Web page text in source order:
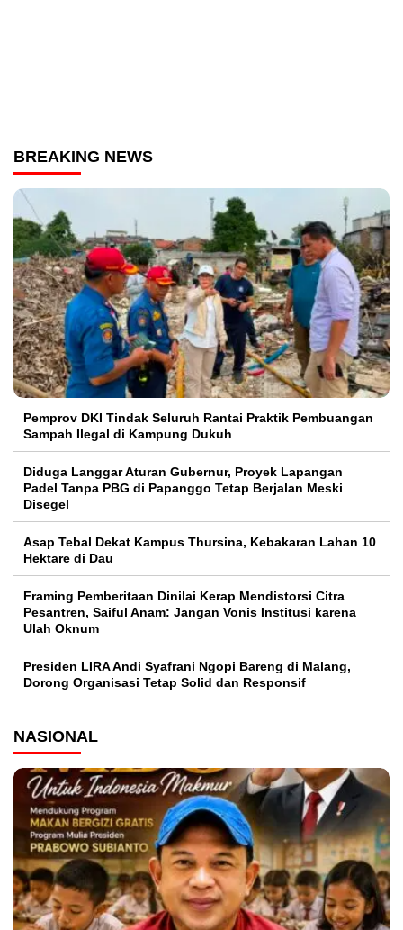
BREAKING NEWS
Pemprov DKI Tindak Seluruh Rantai Praktik Pembuangan
Sampah Ilegal di Kampung Dukuh
Diduga Langgar Aturan Gubernur, Proyek Lapangan
Padel Tanpa PBG di Papanggo Tetap Berjalan Meski
Disegel
Asap Tebal Dekat Kampus Thursina, Kebakaran Lahan 10
Hektare di Dau
Framing Pemberitaan Dinilai Kerap Mendistorsi Citra
Pesantren, Saiful Anam: Jangan Vonis Institusi karena
Ulah Oknum
Presiden LIRA Andi Syafrani Ngopi Bareng di Malang,
Dorong Organisasi Tetap Solid dan Responsif
NASIONAL